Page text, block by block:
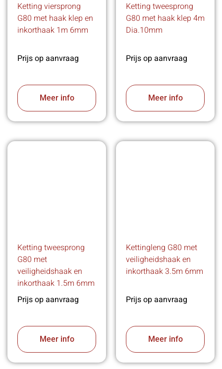
Ketting viersprong
G80 met haak klep en
inkorthaak 1m 6mm
Prijs op aanvraag
Meer info
Ketting tweesprong
G80 met haak klep 4m
Dia.10mm
Prijs op aanvraag
Meer info
Ketting tweesprong
G80 met
veiligheidshaak en
inkorthaak 1.5m 6mm
Prijs op aanvraag
Meer info
Kettingleng G80 met
veiligheidshaak en
inkorthaak 3.5m 6mm
Prijs op aanvraag
Meer info